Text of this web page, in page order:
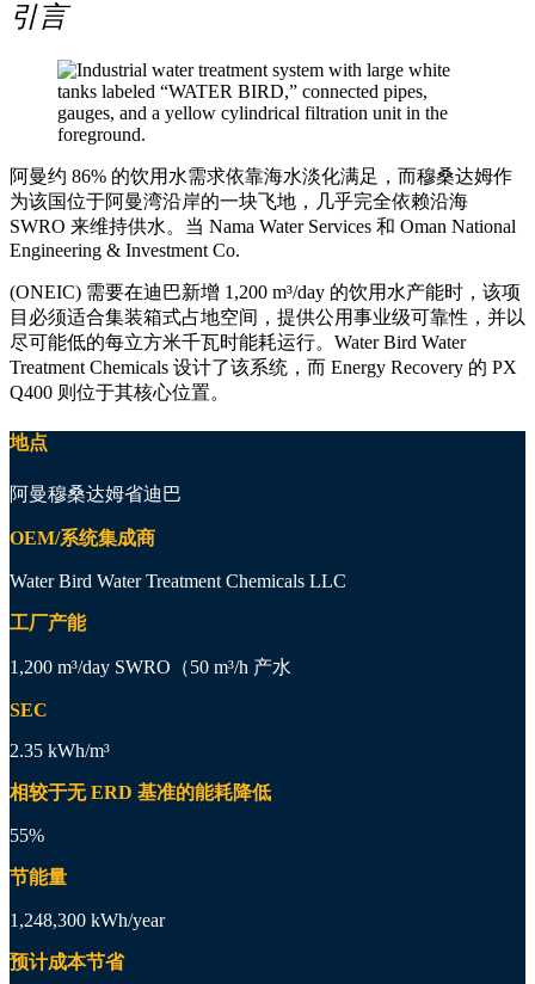
引言
阿曼约 86% 的饮用水需求依靠海水淡化满足，而穆桑达姆作
为该国位于阿曼湾沿岸的一块飞地，几乎完全依赖沿海
SWRO 来维持供水。当 Nama Water Services 和 Oman National
Engineering & Investment Co.
(ONEIC) 需要在迪巴新增 1,200 m³/day 的饮用水产能时，该项
目必须适合集装箱式占地空间，提供公用事业级可靠性，并以
尽可能低的每立方米千瓦时能耗运行。Water Bird Water
Treatment Chemicals 设计了该系统，而 Energy Recovery 的 PX
Q400 则位于其核心位置。
地点
阿曼穆桑达姆省迪巴
OEM/系统集成商
Water Bird Water Treatment Chemicals LLC
工厂产能
1,200 m³/day SWRO（50 m³/h 产水
SEC
2.35 kWh/m³
相较于无 ERD 基准的能耗降低
55%
节能量
1,248,300 kWh/year
预计成本节省